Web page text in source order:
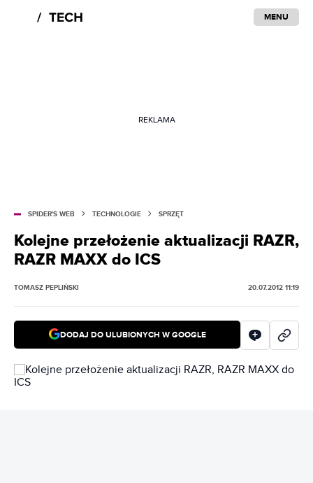
MENU
REKLAMA
SPIDER'S WEB TECHNOLOGIE SPRZĘT
Kolejne przełożenie aktualizacji RAZR,
RAZR MAXX do ICS
TOMASZ PEPLIŃSKI 20.07.2012 11:19
DODAJ DO ULUBIONYCH W GOOGLE